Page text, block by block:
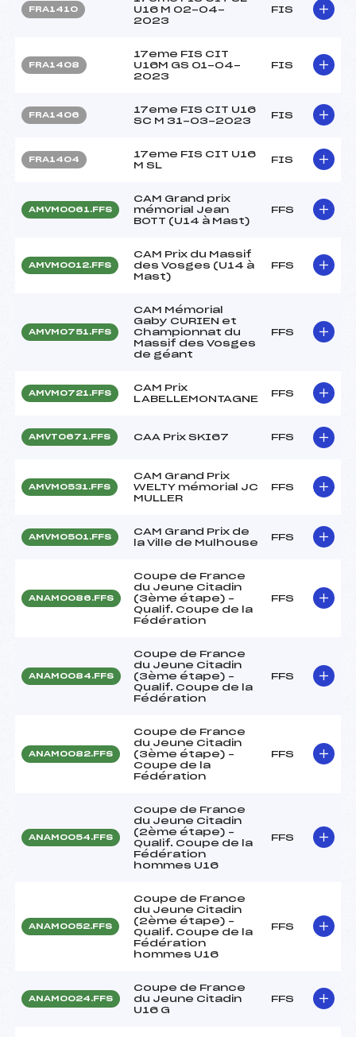
FRA1410
U16 M 02-04-
2023
FIS
FRA1408
17eme FIS CIT
U16M GS 01-04-
2023
FIS
FRA1406
17eme FIS CIT U16
SC M 31-03-2023
FIS
FRA1404
17eme FIS CIT U16
M SL
FIS
AMVM0061.FFS
CAM Grand prix
mémorial Jean
BOTT (U14 à Mast)
FFS
AMVM0012.FFS
CAM Prix du Massif
des Vosges (U14 à
Mast)
FFS
AMVM0751.FFS
CAM Mémorial
Gaby CURIEN et
Championnat du
Massif des Vosges
de géant
FFS
AMVM0721.FFS
CAM Prix
LABELLEMONTAGNE
FFS
AMVT0671.FFS CAA Prix SKI67 FFS
AMVM0531.FFS
CAM Grand Prix
WELTY mémorial JC
MULLER
FFS
AMVM0501.FFS
CAM Grand Prix de
la Ville de Mulhouse
FFS
ANAM0086.FFS
Coupe de France
du Jeune Citadin
(3ème étape) –
Qualif. Coupe de la
Fédération
FFS
ANAM0084.FFS
Coupe de France
du Jeune Citadin
(3ème étape) –
Qualif. Coupe de la
Fédération
FFS
ANAM0082.FFS
Coupe de France
du Jeune Citadin
(3ème étape) –
Coupe de la
Fédération
FFS
ANAM0054.FFS
Coupe de France
du Jeune Citadin
(2ème étape) –
Qualif. Coupe de la
Fédération
hommes U16
FFS
ANAM0052.FFS
Coupe de France
du Jeune Citadin
(2ème étape) –
Qualif. Coupe de la
Fédération
hommes U16
FFS
ANAM0024.FFS
Coupe de France
du Jeune Citadin
U16 G
FFS